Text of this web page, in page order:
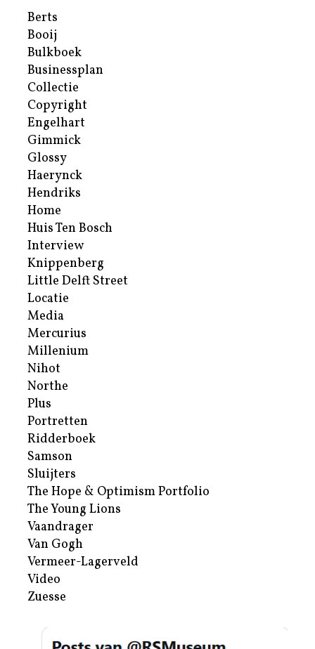
Berts
Booij
Bulkboek
Businessplan
Collectie
Copyright
Engelhart
Gimmick
Glossy
Haerynck
Hendriks
Home
Huis Ten Bosch
Interview
Knippenberg
Little Delft Street
Locatie
Media
Mercurius
Millenium
Nihot
Northe
Plus
Portretten
Ridderboek
Samson
Sluijters
The Hope & Optimism Portfolio
The Young Lions
Vaandrager
Van Gogh
Vermeer-Lagerveld
Video
Zuesse